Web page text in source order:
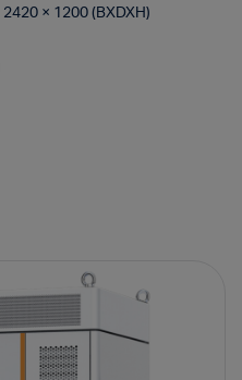
2420 × 1200 (BXDXH)